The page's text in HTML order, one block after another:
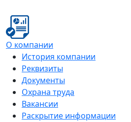
О компании
История компании
Реквизиты
Документы
Охрана труда
Вакансии
Раскрытие информации